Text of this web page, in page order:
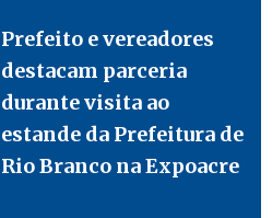
Prefeito e vereadores
destacam parceria
durante visita ao
estande da Prefeitura de
Rio Branco na Expoacre